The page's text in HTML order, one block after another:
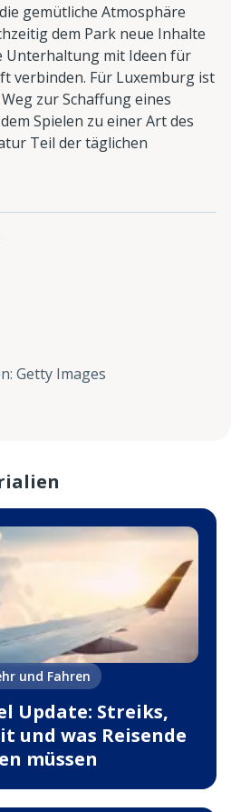
gemütliche Atmosphäre
dem Park neue Inhalte
Unterhaltung mit Ideen für
verbinden. Für Luxemburg ist
zur Schaffung eines
Spielen zu einer Art des
Teil der täglichen
: Getty Images
und Fahren
Update: Streiks,
und was Reisende
müssen